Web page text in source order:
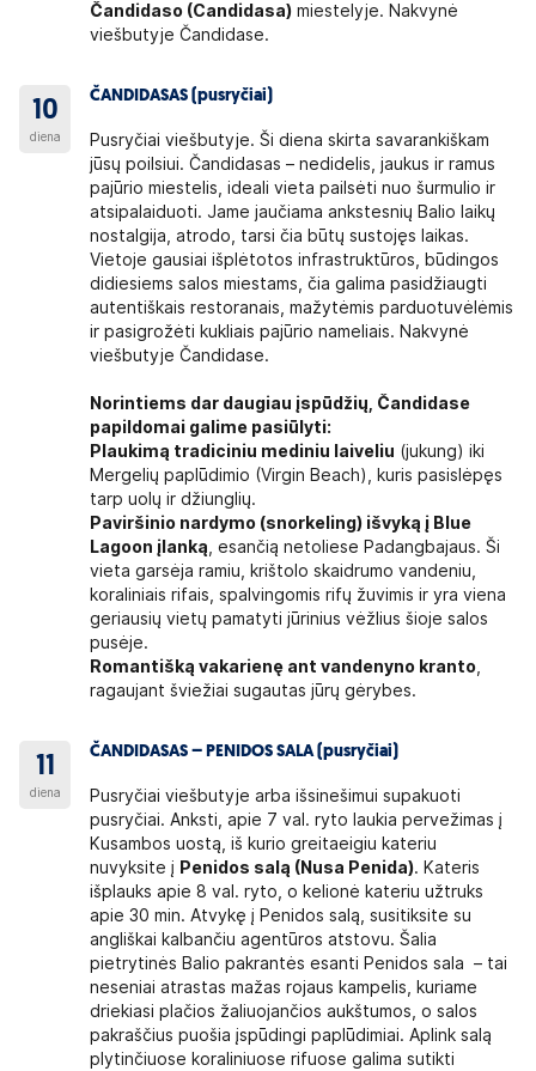
Čandidaso (Candidasa) miestelyje. Nakvynė
viešbutyje Čandidase.
10
diena
ČANDIDASAS (pusryčiai)
Pusryčiai viešbutyje. Ši diena skirta savarankiškam
jūsų poilsiui. Čandidasas – nedidelis, jaukus ir ramus
pajūrio miestelis, ideali vieta pailsėti nuo šurmulio ir
atsipalaiduoti. Jame jaučiama ankstesnių Balio laikų
nostalgija, atrodo, tarsi čia būtų sustojęs laikas.
Vietoje gausiai išplėtotos infrastruktūros, būdingos
didiesiems salos miestams, čia galima pasidžiaugti
autentiškais restoranais, mažytėmis parduotuvėlėmis
ir pasigrožėti kukliais pajūrio nameliais. Nakvynė
viešbutyje Čandidase.
Norintiems dar daugiau įspūdžių, Čandidase
papildomai galime pasiūlyti:
Plaukimą tradiciniu mediniu laiveliu (jukung) iki
Mergelių paplūdimio (Virgin Beach), kuris pasislėpęs
tarp uolų ir džiunglių.
Paviršinio nardymo (snorkeling) išvyką į Blue
Lagoon įlanką , esančią netoliese Padangbajaus. Ši
vieta garsėja ramiu, krištolo skaidrumo vandeniu,
koraliniais rifais, spalvingomis rifų žuvimis ir yra viena
geriausių vietų pamatyti jūrinius vėžlius šioje salos
pusėje.
Romantišką vakarienę ant vandenyno kranto
ragaujant šviežiai sugautas jūrų gėrybes.
11
diena
ČANDIDASAS – PENIDOS SALA (pusryčiai)
Pusryčiai viešbutyje arba išsinešimui supakuoti
pusryčiai. Anksti, apie 7 val. ryto laukia pervežimas į
Kusambos uostą, iš kurio greitaeigiu kateriu
nuvyksite į Penidos salą (Nusa Penida). Kateris
išplauks apie 8 val. ryto, o kelionė kateriu užtruks
apie 30 min. Atvykę į Penidos salą, susitiksite su
angliškai kalbančiu agentūros atstovu. Šalia
pietrytinės Balio pakrantės esanti Penidos sala – tai
neseniai atrastas mažas rojaus kampelis, kuriame
driekiasi plačios žaliuojančios aukštumos, o salos
pakraščius puošia įspūdingi paplūdimiai. Aplink salą
plytinčiuose koraliniuose rifuose galima sutikti